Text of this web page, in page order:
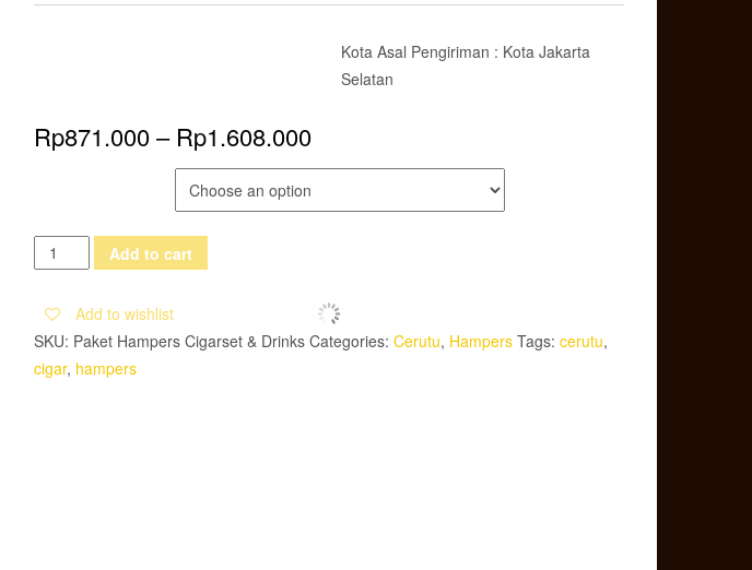
Kota Asal Pengiriman : Kota Jakarta
Selatan
Rp871.000– Rp1.608.000
Hampers
Drinks
and
Cigarset
Kado
Add to cart
Add to wishlist
SKU: Paket Hampers Cigarset & Drinks Categories: Cerutu, Hampers Tags: cerutu,
cigar, hampers